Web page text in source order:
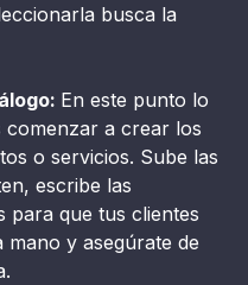
busca la
En este punto lo
comenzar a crear los
o servicios. Sube las
escribe las
para que tus clientes
y asegúrate de